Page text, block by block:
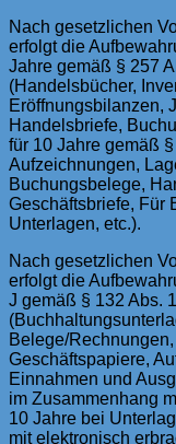
Nach gesetzlichen
erfolgt die
Jahre gemäß § 257
(Handelsbücher,
Eröffnungsbilanzen,
Handelsbriefe,
für 10 Jahre gemäß
Aufzeichnungen,
Buchungsbelege,
Geschäftsbriefe, Für
Unterlagen, etc.).
Nach gesetzlichen
erfolgt die
J gemäß § 132 Abs.
Belege/
Geschäftspapiere,
Einnahmen und
im Zusammenhang
10 Jahre bei
mit elektronisch